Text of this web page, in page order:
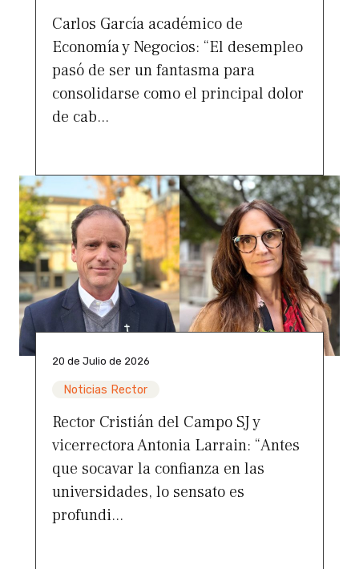
Carlos García académico de
Economía y Negocios: “El desempleo
pasó de ser un fantasma para
consolidarse como el principal dolor
de cab...
20 de Julio de 2026
Noticias Rector
Rector Cristián del Campo SJ y
vicerrectora Antonia Larrain: “Antes
que socavar la confianza en las
universidades, lo sensato es
profundi...